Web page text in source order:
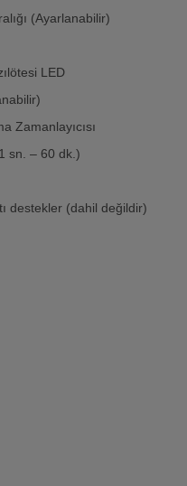
(Ayarlanabilir)
LED
Zamanlayıcısı
sn. – 60 dk.)
destekler (dahil değildir)